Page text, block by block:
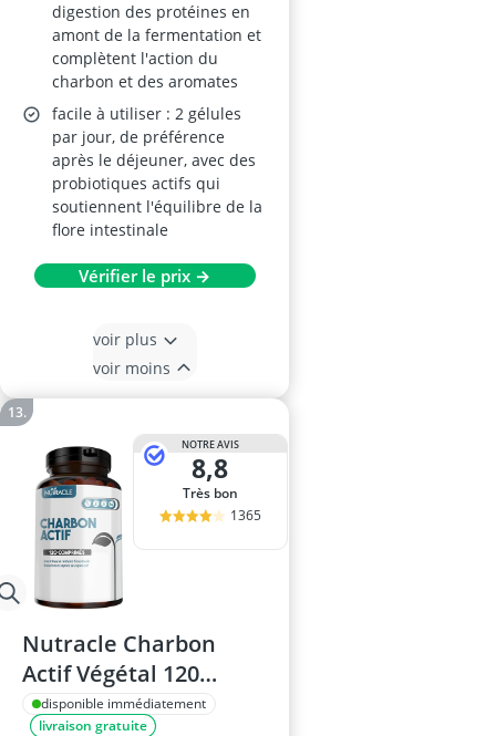
digestion des protéines en
amont de la fermentation et
complètent l'action du
charbon et des aromates
facile à utiliser : 2 gélules
par jour, de préférence
après le déjeuner, avec des
probiotiques actifs qui
soutiennent l'équilibre de la
flore intestinale
Vérifier le prix →
voir plus
voir moins
NOTRE AVIS
8,8
Très bon
1365
Nutracle Charbon
Actif Végétal 120
comprimés 500 mg
disponible immédiatement
livraison gratuite